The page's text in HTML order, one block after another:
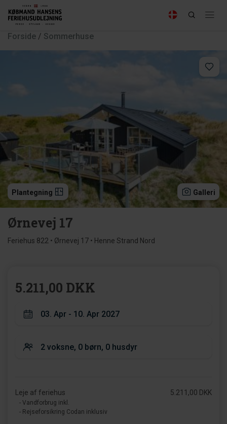
Forside / Sommerhuse
Plantegning Galleri
Ørnevej 17
Feriehus 822 • Ørnevej 17 • Henne Strand Nord
5.211,00 DKK
Leje af feriehus
- Vandforbrug inkl.
- Rejseforsikring Codan inklusiv
5.211,00 DKK